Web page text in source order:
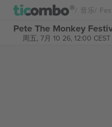
音乐
Pete The Monkey
周五, 7月 10 26, 12:00 CEST